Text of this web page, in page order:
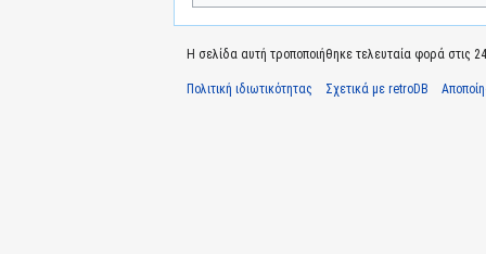
Η σελίδα αυτή τροποποιήθηκε τελευταία φορά στις
Πολιτική ιδιωτικότητας Σχετικά με retroDB